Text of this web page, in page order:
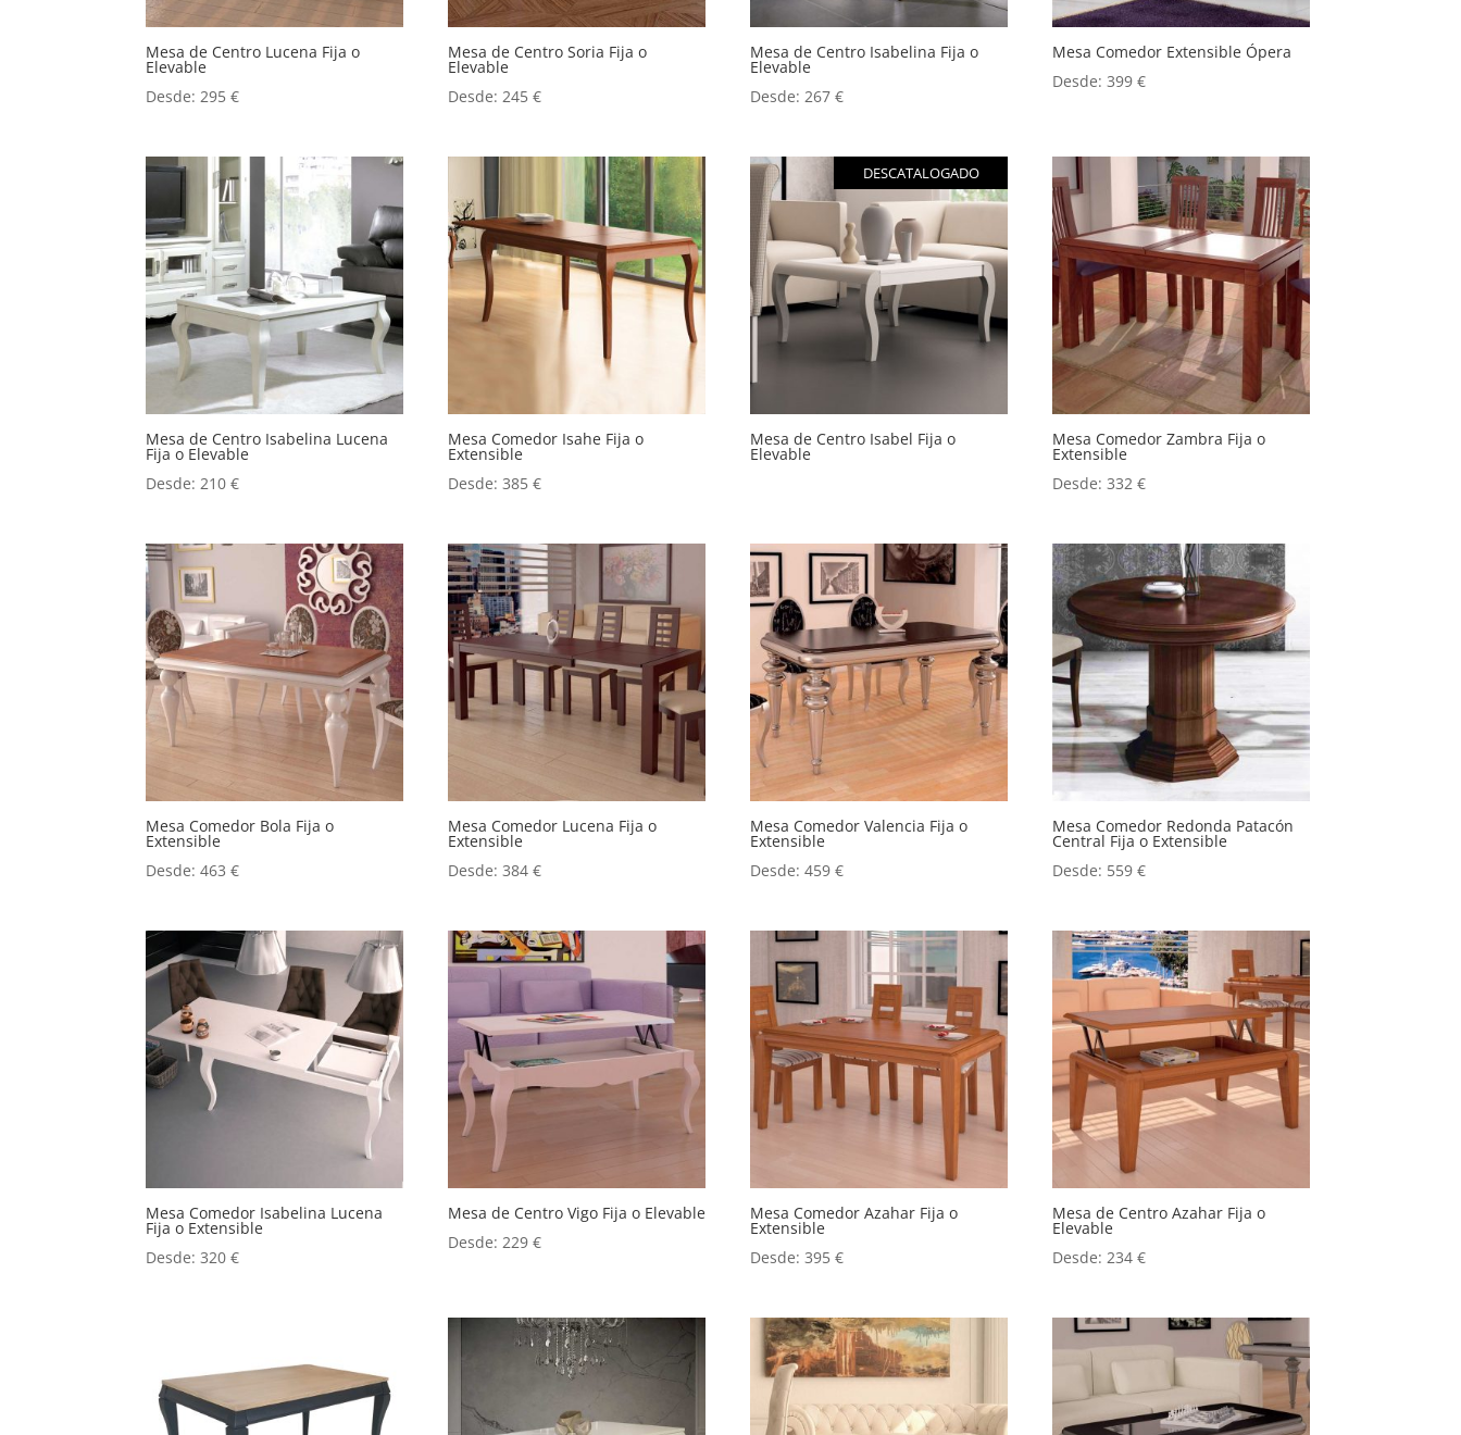
Mesa de Centro Lucena Fija o
Elevable
Desde:295€
Mesa de Centro Soria Fija o
Elevable
Desde:245€
Mesa de Centro Isabelina Fija o
Elevable
Desde:267€
Mesa Comedor Extensible Ópera
Desde:399€
Mesa de Centro Isabelina Lucena
Fija o Elevable
Desde:210€
Mesa Comedor Isahe Fija o
Extensible
Desde:385€
DESCATALOGADO
Mesa de Centro Isabel Fija o
Elevable
Mesa Comedor Zambra Fija o
Extensible
Desde:332€
Mesa Comedor Bola Fija o
Extensible
Desde:463€
Mesa Comedor Lucena Fija o
Extensible
Desde:384€
Mesa Comedor Valencia Fija o
Extensible
Desde:459€
Mesa Comedor Redonda Patacón
Central Fija o Extensible
Desde: 559€
Mesa Comedor Isabelina Lucena
Fija o Extensible
Desde:320€
Mesa de Centro Vigo Fija o Elevable
Desde:229€
Mesa Comedor Azahar Fija o
Extensible
Desde:395€
Mesa de Centro Azahar Fija o
Elevable
Desde:234€